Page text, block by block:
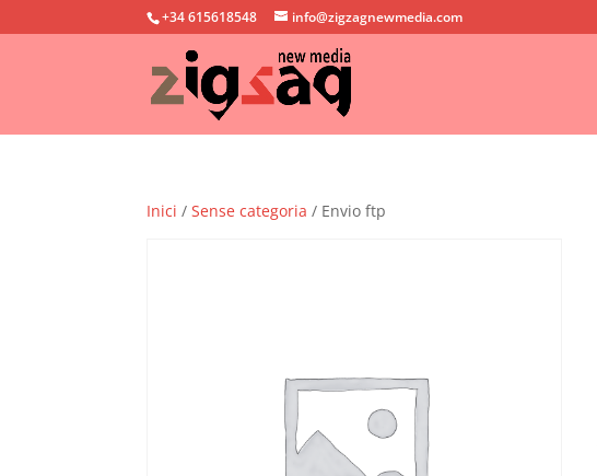
+34 615618548 info@zigzagnewmedia.com
Inici /Sense categoria / Envio ftp